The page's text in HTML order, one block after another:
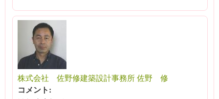
株式会社 佐野修建築設計事務所 佐野 修
コメント: